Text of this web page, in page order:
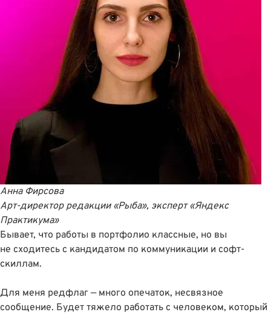
Анна Фирсова
Арт-директорредакции «Рыба», эксперт «Яндекс
Практикума»
Бывает, что работы в портфолио классные, но вы
не сходитесь с кандидатом по коммуникации и софт-
скиллам.
Для меня редфлаг — много опечаток, несвязное
сообщение. Будет тяжело работать с человеком, который